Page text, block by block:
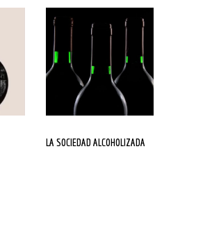
LA SOCIEDAD ALCOHOLIZADA